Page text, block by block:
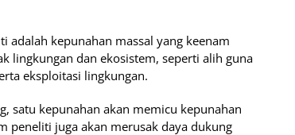
kepunahan massal yang keenam
lingkungan dan ekosistem, seperti alih guna
eksploitasi lingkungan.
satu kepunahan akan memicu kepunahan
peneliti juga akan merusak daya dukung